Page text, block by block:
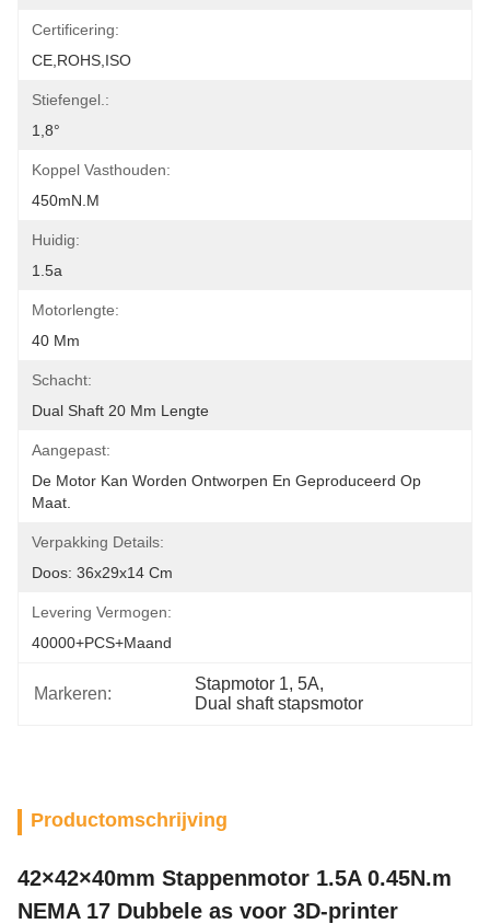
Certificering:
CE,ROHS,ISO
Stiefengel.:
1,8°
Koppel Vasthouden:
450mN.m
Huidig:
1.5a
Motorlengte:
40 Mm
Schacht:
Dual Shaft 20 Mm Lengte
Aangepast:
De Motor Kan Worden Ontworpen En Geproduceerd Op
Maat.
Verpakking Details:
Doos: 36x29x14 Cm
Levering Vermogen:
40000+PCS+maand
Markeren:
Stapmotor 1, 5A,
Dual shaft stapsmotor
Productomschrijving
42×42×40mm Stappenmotor 1.5A 0.45N.m
NEMA 17 Dubbele as voor 3D-printer